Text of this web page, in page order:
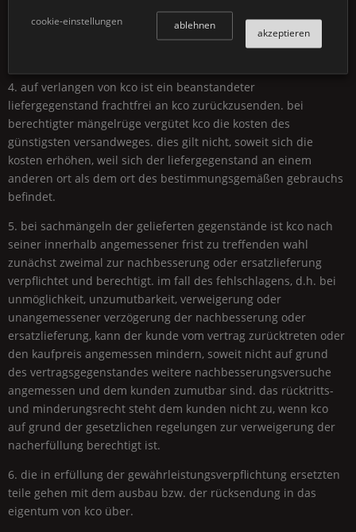
zeitpunkt für den beginn der rügefrist maßgeblich.
wegen unerheblicher mängel darf der kunde die lieferung
4. auf verlangen von kco ist ein beanstandeter
liefergegenstand frachtfrei an kco zurückzusenden. bei
berechtigter mängelrüge vergütet kco die kosten des
günstigsten versandweges. dies gilt nicht, soweit sich die
kosten erhöhen, weil sich der liefergegenstand an einem
anderen ort als dem ort des bestimmungsgemäßen gebrauchs
befindet.
5. bei sachmängeln der gelieferten gegenstände ist kco nach
seiner innerhalb angemessener frist zu treffenden wahl
zunächst zweimal zur nachbesserung oder ersatzlieferung
verpflichtet und berechtigt. im fall des fehlschlagens, d.h. bei
unmöglichkeit, unzumutbarkeit, verweigerung oder
unangemessener verzögerung der nachbesserung oder
ersatzlieferung, kann der kunde vom vertrag zurücktreten oder
den kaufpreis angemessen mindern, soweit nicht auf grund
des vertragsgegenstandes weitere nachbesserungsversuche
angemessen und dem kunden zumutbar sind. das rücktritts-
und minderungsrecht steht dem kunden nicht zu, wenn kco
auf grund der gesetzlichen regelungen zur verweigerung der
nacherfüllung berechtigt ist.
6. die in erfüllung der gewährleistungsverpflichtung ersetzten
teile gehen mit dem ausbau bzw. der rücksendung in das
eigentum von kco über.
cookie-einstellungen
akzeptieren
ablehnen